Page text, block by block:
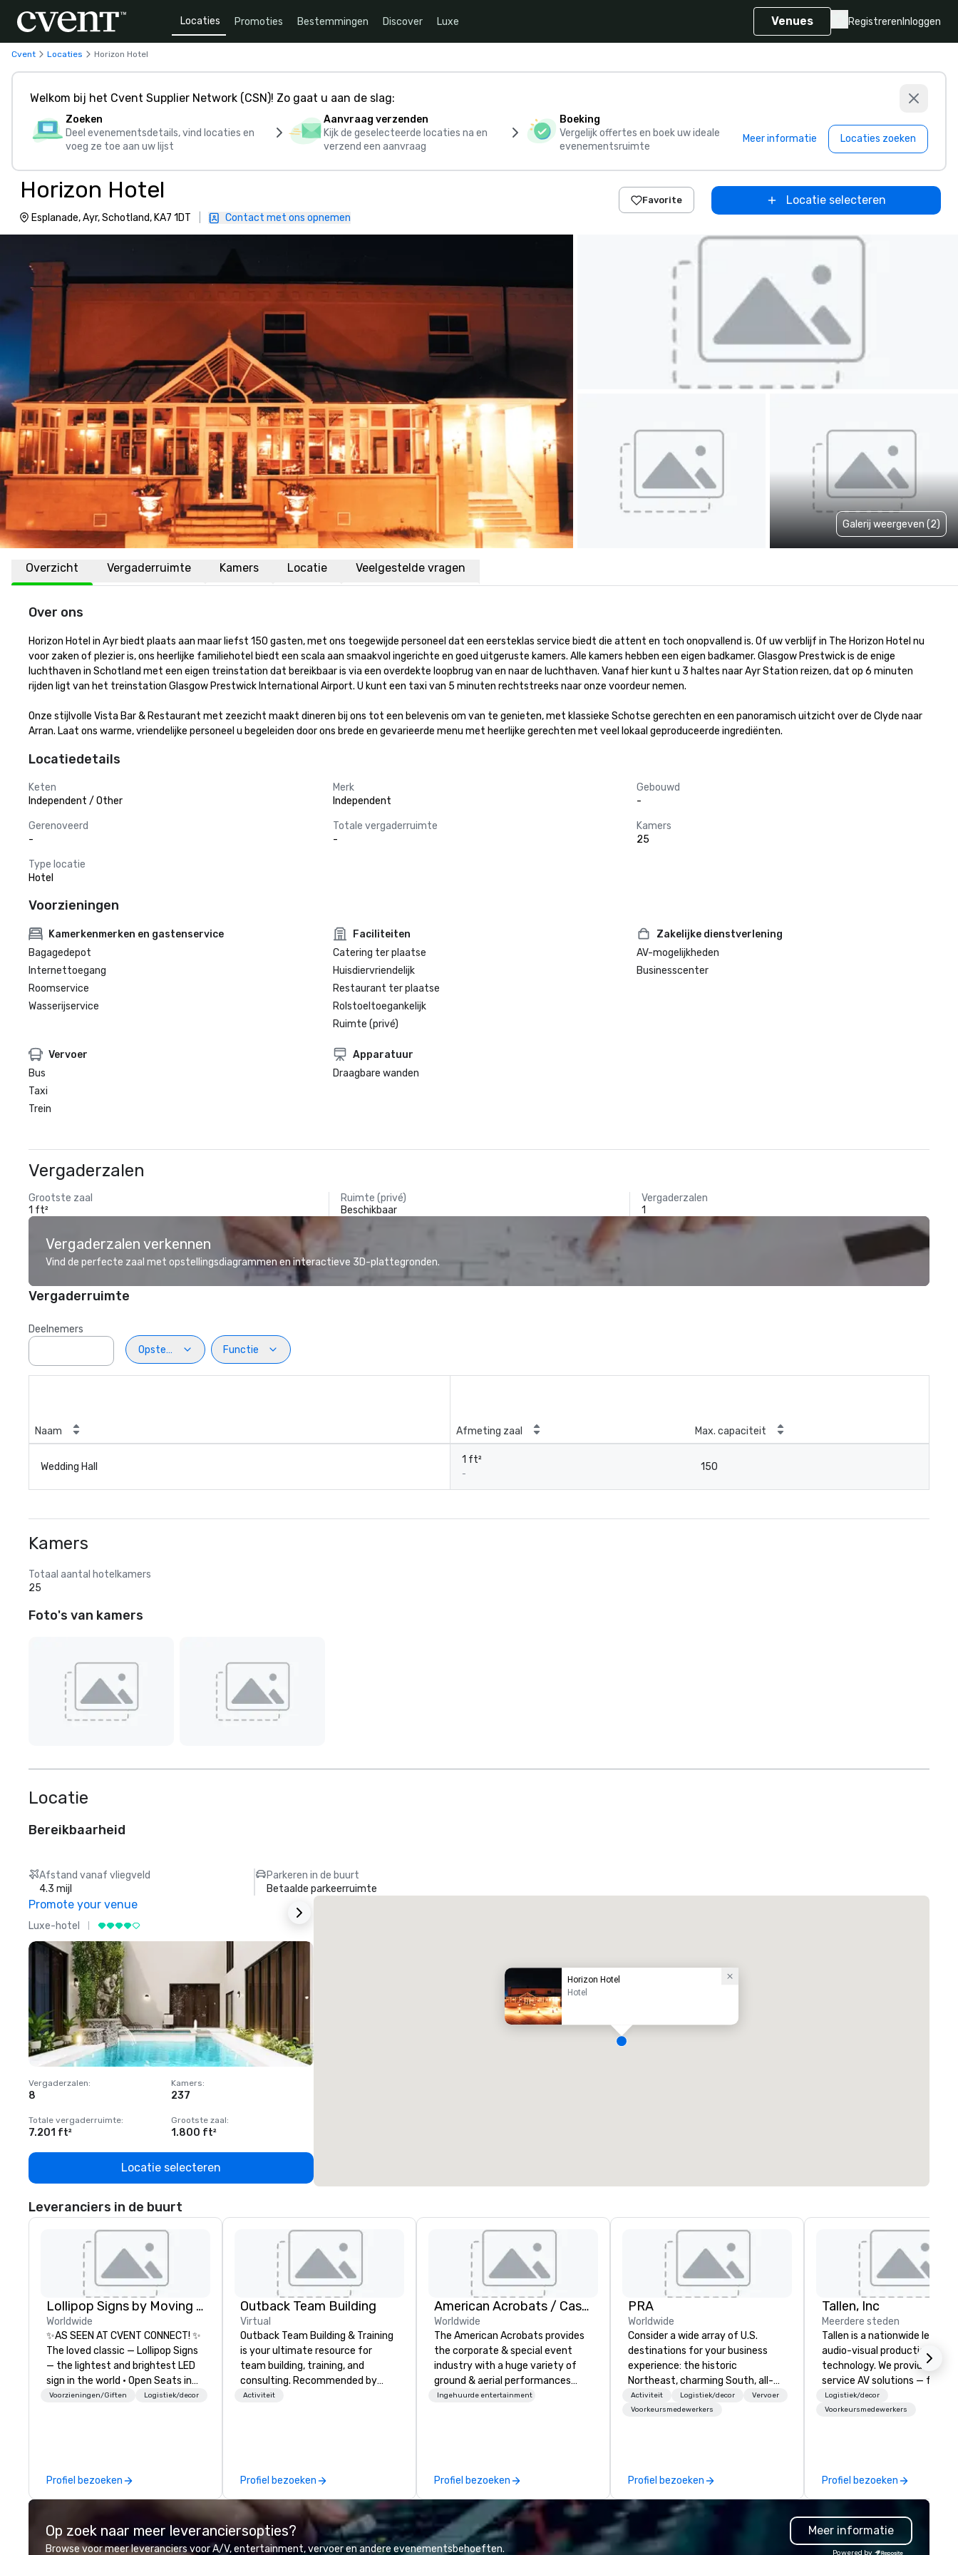
Locaties Promoties Bestemmingen Discover Luxe Venues Registreren Inloggen
Cvent Locaties Horizon Hotel
Welkom bij het Cvent Supplier Network (CSN)! Zo gaat u aan de slag:
Zoeken
Deel evenementsdetails, vind locaties en
voeg ze toe aan uw lijst
Aanvraag verzenden
Kijk de geselecteerde locaties na en
verzend een aanvraag
Boeking
Vergelijk offertes en boek uw ideale
evenementsruimte
Meer informatie Locaties zoeken
Horizon Hotel
Esplanade, Ayr, Schotland, KA7 1DT Contact met ons opnemen
Favorite Locatie selecteren
Galerij weergeven (2)
Overzicht Vergaderruimte Kamers Locatie Veelgestelde vragen
Over ons
Horizon Hotel in Ayr biedt plaats aan maar liefst 150 gasten, met ons toegewijde personeel dat een eersteklas service biedt die attent en toch onopvallend is. Of uw verblijf in The Horizon Hotel nu
voor zaken of plezier is, ons heerlijke familiehotel biedt een scala aan smaakvol ingerichte en goed uitgeruste kamers. Alle kamers hebben een eigen badkamer. Glasgow Prestwick is de enige
luchthaven in Schotland met een eigen treinstation dat bereikbaar is via een overdekte loopbrug van en naar de luchthaven. Vanaf hier kunt u 3 haltes naar Ayr Station reizen, dat op 6 minuten
rijden ligt van het treinstation Glasgow Prestwick International Airport. U kunt een taxi van 5 minuten rechtstreeks naar onze voordeur nemen.
Onze stijlvolle Vista Bar & Restaurant met zeezicht maakt dineren bij ons tot een belevenis om van te genieten, met klassieke Schotse gerechten en een panoramisch uitzicht over de Clyde naar
Arran. Laat ons warme, vriendelijke personeel u begeleiden door ons brede en gevarieerde menu met heerlijke gerechten met veel lokaal geproduceerde ingrediënten.
Locatiedetails
Keten
Independent / Other
Merk
Independent
Gebouwd
-
Gerenoveerd
-
Totale vergaderruimte
-
Kamers
25
Type locatie
Hotel
Voorzieningen
Kamerkenmerken en gastenservice
Bagagedepot
Internettoegang
Roomservice
Wasserijservice
Faciliteiten
Catering ter plaatse
Huisdiervriendelijk
Restaurant ter plaatse
Rolstoeltoegankelijk
Ruimte (privé)
Zakelijke dienstverlening
AV-mogelijkheden
Businesscenter
Vervoer
Bus
Taxi
Trein
Apparatuur
Draagbare wanden
Vergaderzalen
Grootste zaal
1 ft²
Ruimte (privé)
Beschikbaar
Vergaderzalen
1
Vergaderzalen verkennen
Vind de perfecte zaal met opstellingsdiagrammen en interactieve 3D-plattegronden.
Vergaderruimte
Deelnemers
Opstelling
Functie
Naam Afmeting zaal Max. capaciteit
Wedding Hall
1 ft²
-
150
Kamers
Totaal aantal hotelkamers
25
Foto's van kamers
Locatie
Bereikbaarheid
Afstand vanaf vliegveld
4.3 mijl
Parkeren in de buurt
Betaalde parkeerruimte
Promote your venue
Luxe-hotel
Vergaderzalen:
8
Kamers:
237
Totale vergaderruimte:
7.201 ft²
Grootste zaal:
1.800 ft²
Locatie selecteren
Horizon Hotel
Hotel
Leveranciers in de buurt
Lollipop Signs by Moving Products
Worldwide
✨AS SEEN AT CVENT CONNECT! ✨
The loved classic — Lollipop Signs
— the lightest and brightest LED
sign in the world • Open Seats in
Dark Auditoriums • Brand
Connect with us today for more
information, or send us your logo
and we will create an interactive
presentation highlighting your
brand.
Voorzieningen/Giften Logistiek/decor
Profiel bezoeken
Outback Team Building
Virtual
Outback Team Building & Training
is your ultimate resource for
team building, training, and
consulting. Recommended by
over 30,000+ corporate groups
Activiteit
Profiel bezoeken
American Acrobats / Castle Productions
Worldwide
The American Acrobats provides
the corporate & special event
industry with a huge variety of
ground & aerial performances
using elite professional
Ingehuurde entertainment
Profiel bezoeken
PRA
Worldwide
Consider a wide array of U.S.
destinations for your business
experience: the historic
Northeast, charming South, all-
American Midwest, or picturesque
West. In PRA, you have an expert
participants.
Activiteit Logistiek/decor
Vervoer
Voorkeursmedewerkers
Profiel bezoeken
Tallen, Inc
Meerdere steden
Tallen is a nationwide leader
audio-visual production and
technology. We provide full-
service AV solutions — from
creative design and state-
the-art equipment to expert
coast network, we deliver
consistent, high-quality
experiences while helping
save time and costs.
top organizations across all
Logistiek/decor
Voorkeursmedewerkers
Profiel bezoeken
Op zoek naar meer leveranciersopties?
Browse voor meer leveranciers voor A/V, entertainment, vervoer en andere evenementsbehoeften.
Meer informatie
Powered by